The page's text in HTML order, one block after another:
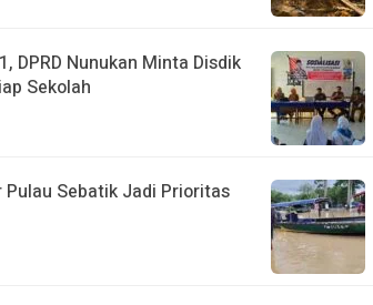
DPRD Nunukan Minta Disdik
Sekolah
Pulau Sebatik Jadi Prioritas